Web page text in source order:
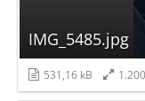
IMG_5485.jpg
531,16 kB